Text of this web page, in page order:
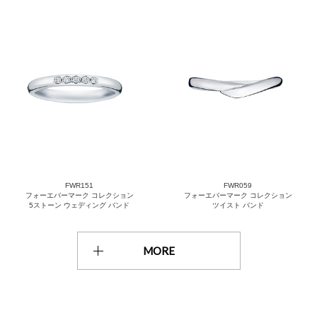
FWR151
フォーエバーマーク コレクション
5ストーン ウェディング バンド
FWR059
フォーエバーマーク コレクション
ツイスト バンド
MORE